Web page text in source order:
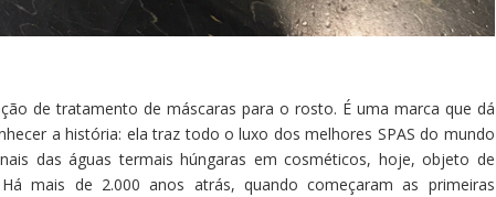
de tratamento de máscaras para o rosto. É uma marca que dá
a história: ela traz todo o luxo dos melhores SPAS do mundo
das águas termais húngaras em cosméticos, hoje, objeto de
mais de 2.000 anos atrás, quando começaram as primeiras